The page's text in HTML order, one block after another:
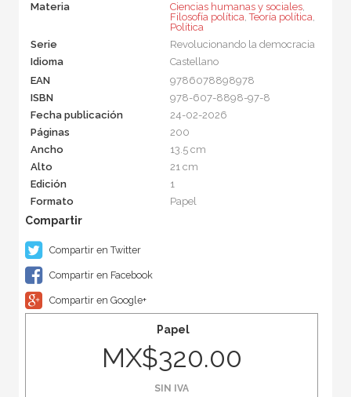
Materia
Ciencias humanas y sociales,
Filosofía política,Teoría política,
Política
Serie
Revolucionando la democracia
Idioma
Castellano
EAN
9786078898978
ISBN
978-607-8898-97-8
Fecha publicación
24-02-2026
Páginas
200
Ancho
13.5 cm
Alto
21 cm
Edición
1
Formato
Papel
Compartir en Twitter
Compartir en Facebook
Compartir en Google+
Papel
MX$320.00
SIN IVA